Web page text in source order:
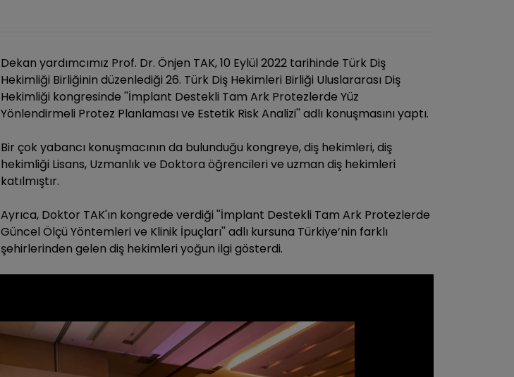
Dekan yardımcımız Prof. Dr. Önjen TAK, 10 Eylül 2022 tarihinde Türk Diş
Hekimliği Birliğinin düzenlediği 26. Türk Diş Hekimleri Birliği Uluslararası Diş
Hekimliği kongresinde ''İmplant Destekli Tam Ark Protezlerde Yüz
Yönlendirmeli Protez Planlaması ve Estetik Risk Analizi'' adlı konuşmasını yaptı.
Bir çok yabancı konuşmacının da bulunduğu kongreye, diş hekimleri, diş
hekimliği Lisans, Uzmanlık ve Doktora öğrencileri ve uzman diş hekimleri
katılmıştır.
Ayrıca, Doktor TAK'ın kongrede verdiği ''İmplant Destekli Tam Ark Protezlerde
Güncel Ölçü Yöntemleri ve Klinik İpuçları'' adlı kursuna Türkiye’nin farklı
şehirlerinden gelen diş hekimleri yoğun ilgi gösterdi.